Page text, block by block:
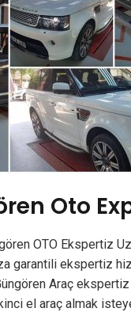
Oto
OTO Ekspertiz
garantili ekspertiz
Araç ekspertiz
el araç almak